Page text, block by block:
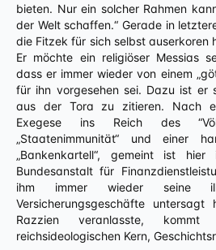
bieten. Nur ein solcher Rahmen
der Welt schaffen.“ Gerade in
die Fitzek für sich selbst auserkoren
Er möchte ein religiöser Messias
dass er immer wieder von einem
für ihn vorgesehen sei. Dazu ist er
aus der Tora zu zitieren. Nach
Exegese ins Reich des
„Staatenimmunität“ und einer
„Bankenkartell“, gemeint ist
Bundesanstalt für
ihm immer wieder seine
Versicherungsgeschäfte
Razzien veranlasste,
reichsideologischen Kern,